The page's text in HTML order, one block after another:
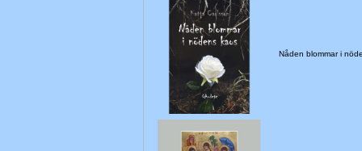
Nåden blommar i